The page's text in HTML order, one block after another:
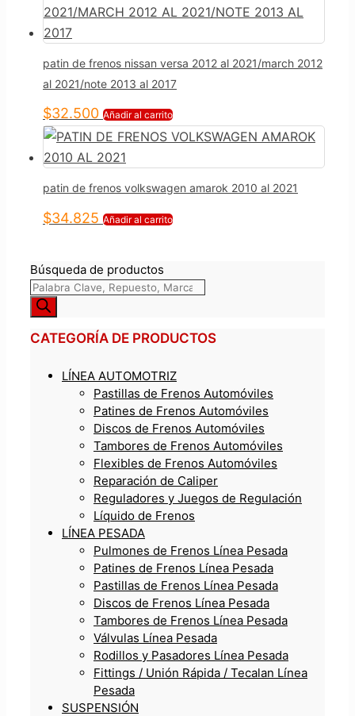
patin de frenos nissan versa 2012 al 2021/march 2012
al 2021/note 2013 al 2017
$32.500 Añadir al carrito
patin de frenos volkswagen amarok 2010 al 2021
$34.825 Añadir al carrito
Búsqueda de productos
CATEGORÍA DE PRODUCTOS
LÍNEA AUTOMOTRIZ
Pastillas de Frenos Automóviles
Patines de Frenos Automóviles
Discos de Frenos Automóviles
Tambores de Frenos Automóviles
Flexibles de Frenos Automóviles
Reparación de Caliper
Reguladores y Juegos de Regulación
Líquido de Frenos
LÍNEA PESADA
Pulmones de Frenos Línea Pesada
Patines de Frenos Línea Pesada
Pastillas de Frenos Línea Pesada
Discos de Frenos Línea Pesada
Tambores de Frenos Línea Pesada
Válvulas Línea Pesada
Rodillos y Pasadores Línea Pesada
Fittings / Unión Rápida / Tecalan Línea
Pesada
SUSPENSIÓN